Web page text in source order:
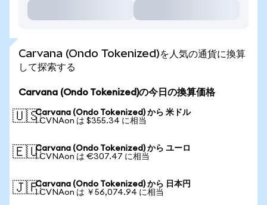
Carvana (Ondo Tokenized)を人気の通貨に換算
して探索する
Carvana (Ondo Tokenized)の今日の換算価格
🇺🇸Carvana (Ondo Tokenized) から 米ドル
1 CVNAon は $355.34 に相当
🇪🇺Carvana (Ondo Tokenized) から ユーロ
1 CVNAon は €307.47 に相当
🇯🇵Carvana (Ondo Tokenized) から 日本円
1 CVNAon は ￥56,074.94 に相当